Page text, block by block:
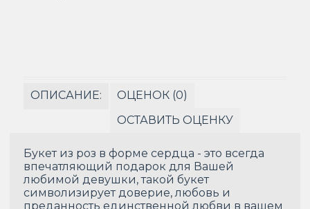
ОПИСАНИЕ:
ОЦЕНОК (0)
ОСТАВИТЬ ОЦЕНКУ
Букет из роз в форме сердца - это всегда
впечатляющий подарок для Вашей
любимой девушки, такой букет
символизирует доверие, любовь и
преданность единственной любви в вашем